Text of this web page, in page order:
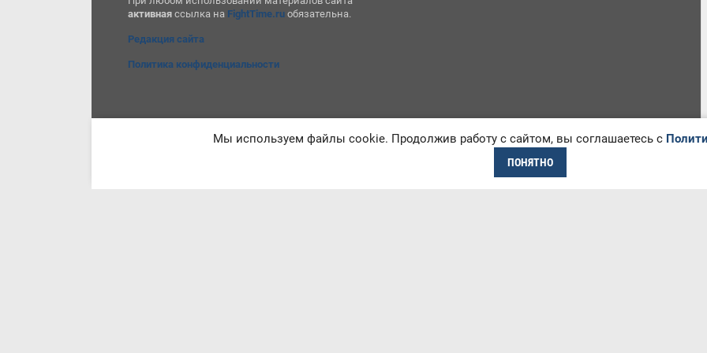
активная ссылка на FightTime.ru обязательна.
Редакция сайта
Политика конфиденциальности
Мы используем файлы cookie. Продолжив работу с сайтом, вы соглашаетесь с
ПОНЯТНО